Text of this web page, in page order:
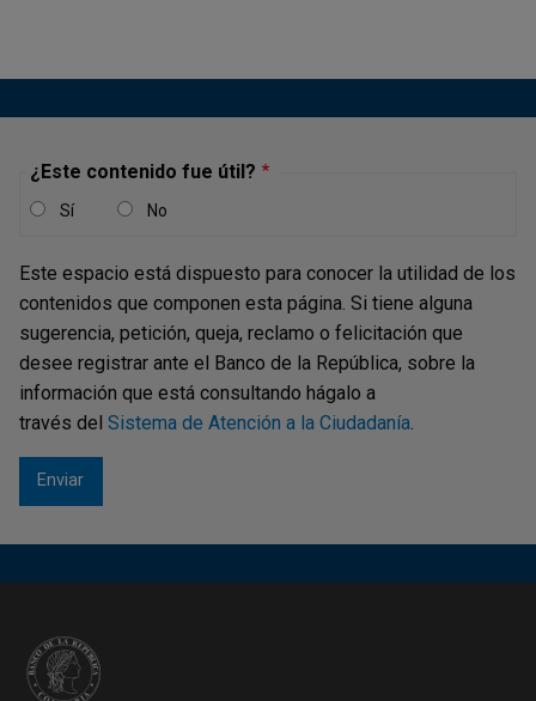
¿Este contenido fue útil?
Sí No
Este espacio está dispuesto para conocer la utilidad de los
contenidos que componen esta página. Si tiene alguna
sugerencia, petición, queja, reclamo o felicitación que
desee registrar ante el Banco de la República, sobre la
información que está consultando hágalo a
través del Sistema de Atención a la Ciudadanía.